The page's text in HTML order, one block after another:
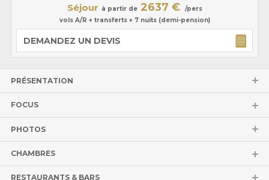
Séjour à partir de 2637 €
/pers
vols A/R + transferts + 7 nuits (demi-pension)
DEMANDEZ UN DEVIS
PRÉSENTATION
FOCUS
PHOTOS
CHAMBRES
RESTAURANTS & BARS